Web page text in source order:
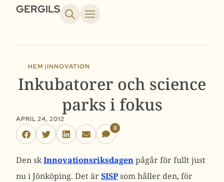
GERGILS
HEM |INNOVATION
Inkubatorer och science
parks i fokus
APRIL 24, 2012
0
Den skInnovationsriksdagenpågår för fullt just
nu i Jönköping. Det ärSISPsom håller den, för